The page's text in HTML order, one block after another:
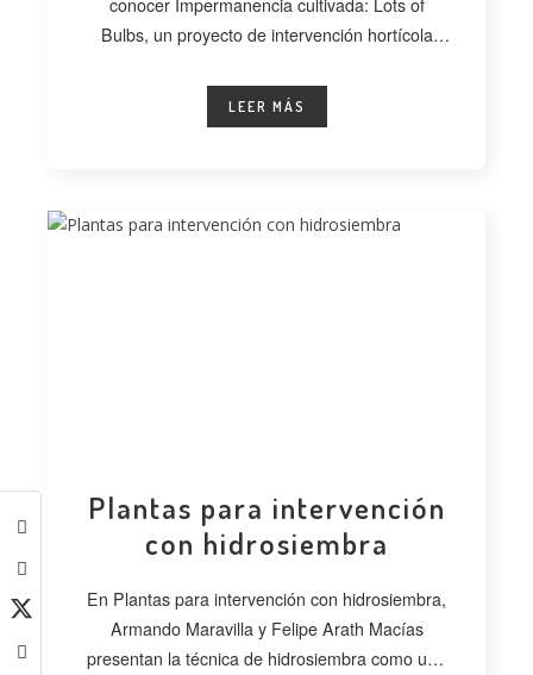
Bulbs, un proyecto de intervención hortícola
LEER MÁS
Plantas para intervención
con hidrosiembra
En Plantas para intervención con hidrosiembra,
Armando Maravilla y Felipe Arath Macías
presentan la técnica de hidrosiembra como una